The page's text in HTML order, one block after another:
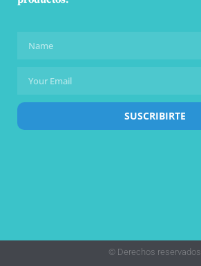
SUSCRIBIRTE
© Derechos reservados